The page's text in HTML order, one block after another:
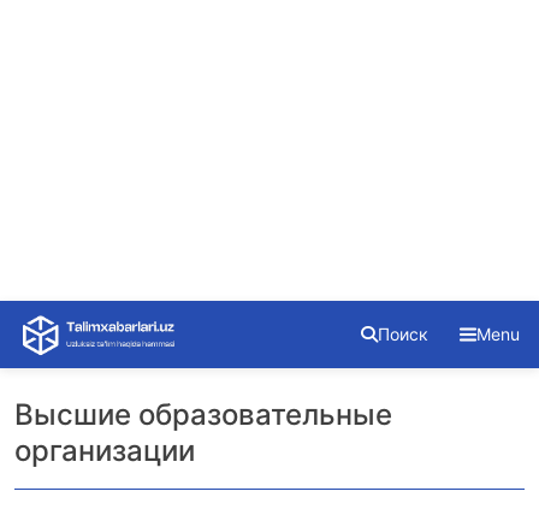
Skip
content
Поиск Menu
Высшие образовательные
организации